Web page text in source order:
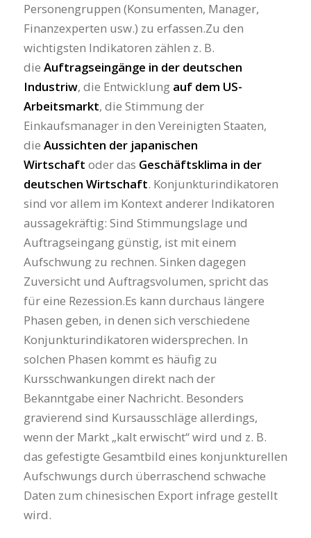
Personengruppen (Konsumenten, Manager,
Finanzexperten usw.) zu erfassen.Zu den
wichtigsten Indikatoren zählen z. B.
die Auftragseingänge in der deutschen
Industriw, die Entwicklung auf dem US-
Arbeitsmarkt, die Stimmung der
Einkaufsmanager in den Vereinigten Staaten,
die Aussichten der japanischen
Wirtschaft oder das Geschäftsklima in der
deutschen Wirtschaft. Konjunkturindikatoren
sind vor allem im Kontext anderer Indikatoren
aussagekräftig: Sind Stimmungslage und
Auftragseingang günstig, ist mit einem
Aufschwung zu rechnen. Sinken dagegen
Zuversicht und Auftragsvolumen, spricht das
für eine Rezession.Es kann durchaus längere
Phasen geben, in denen sich verschiedene
Konjunkturindikatoren widersprechen. In
solchen Phasen kommt es häufig zu
Kursschwankungen direkt nach der
Bekanntgabe einer Nachricht. Besonders
gravierend sind Kursausschläge allerdings,
wenn der Markt „kalt erwischt“ wird und z. B.
das gefestigte Gesamtbild eines konjunkturellen
Aufschwungs durch überraschend schwache
Daten zum chinesischen Export infrage gestellt
wird.